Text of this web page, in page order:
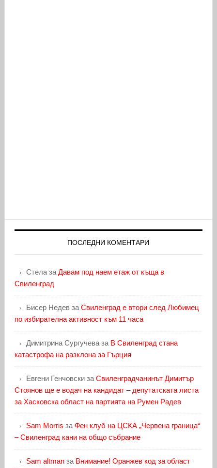
ПОСЛЕДНИ КОМЕНТАРИ
Стелаза Давам под наем етаж от къща в
Свиленград
Бисер Недевза Свиленград е втори след Любимец
по избирателна активност към 11 часа
Димитрина Сургучеваза В Свиленград стана
катастрофа на разклона за Гърция
Евгени Генчовскиза Свиленградчанинът Димитър
Стоянов ще е водач на кандидат – депутатската листа
за Хасковска област на партията на Румен Радев
Sam Morris за Фен клуб на ЦСКА „Червена граница“
– Свиленград кани на общо събрание
Sam altmanза Внимание! Оранжев код за област